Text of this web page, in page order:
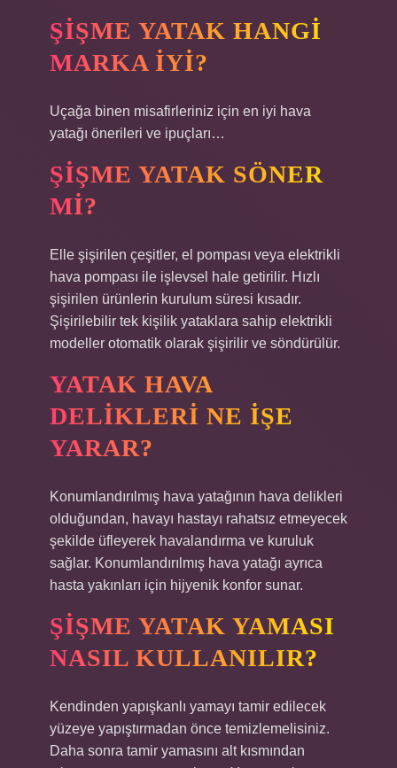
ŞIŞME YATAK HANGI
MARKA IYI?
Uçağa binen misafirleriniz için en iyi hava
yatağı önerileri ve ipuçları…
ŞIŞME YATAK SÖNER
MI?
Elle şişirilen çeşitler, el pompası veya elektrikli
hava pompası ile işlevsel hale getirilir. Hızlı
şişirilen ürünlerin kurulum süresi kısadır.
Şişirilebilir tek kişilik yataklara sahip elektrikli
modeller otomatik olarak şişirilir ve söndürülür.
YATAK HAVA
DELIKLERI NE IŞE
YARAR?
Konumlandırılmış hava yatağının hava delikleri
olduğundan, havayı hastayı rahatsız etmeyecek
şekilde üfleyerek havalandırma ve kuruluk
sağlar. Konumlandırılmış hava yatağı ayrıca
hasta yakınları için hijyenik konfor sunar.
ŞIŞME YATAK YAMASI
NASIL KULLANILIR?
Kendinden yapışkanlı yamayı tamir edilecek
yüzeye yapıştırmadan önce temizlemelisiniz.
Daha sonra tamir yamasını alt kısmından